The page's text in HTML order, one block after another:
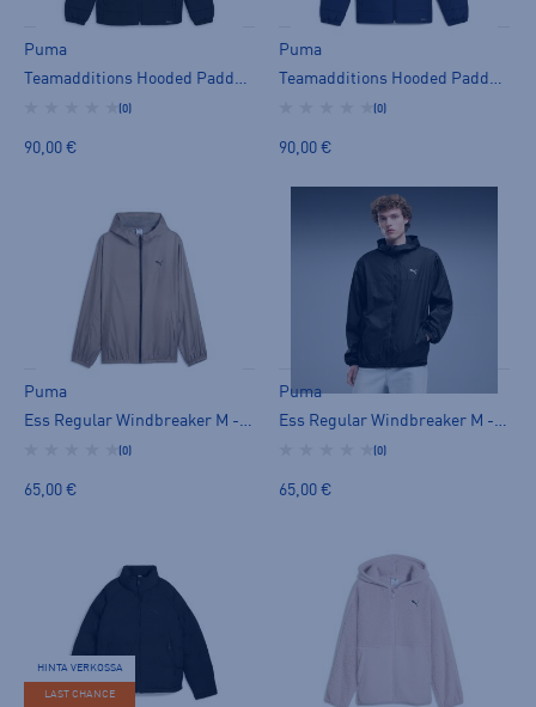
Puma
Teamadditions Hooded Padded Jacket Jr - toppatakki
(0)
90,00 €
Puma
Teamadditions Hooded Padded Jacket Jr - toppatakki
(0)
90,00 €
Puma
Ess Regular Windbreaker M - tuulitakki
(0)
65,00 €
Puma
Ess Regular Windbreaker M - tuulitakki
(0)
65,00 €
HINTA VERKOSSA
LAST CHANCE